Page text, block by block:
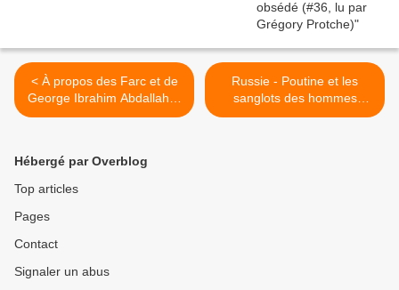
< À propos des Farc et de
George Ibrahim Abdallah…
Pierre Carles passé à la
Russie - Poutine et les
sanglots des hommes
blancs >
Hébergé par Overblog
Top articles
Pages
Contact
Signaler un abus